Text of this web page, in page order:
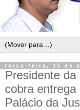
terça-feira, 15 de
Presidente
cobra
Palácio da